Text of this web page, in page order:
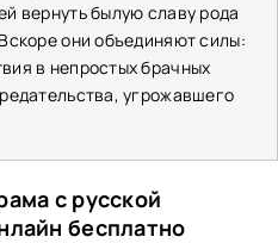
вернуть былую славу рода
они объединяют силы:
в непростых брачных
угрожавшего
с русской
бесплатно